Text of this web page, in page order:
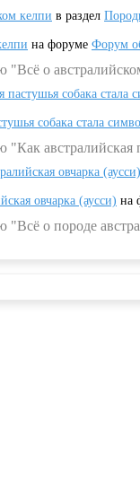
келпи в раздел
на форуме Форум
"Всё о
пастушья собака
собака стала
овчарка (аусси)
овчарка (аусси) на
о породе